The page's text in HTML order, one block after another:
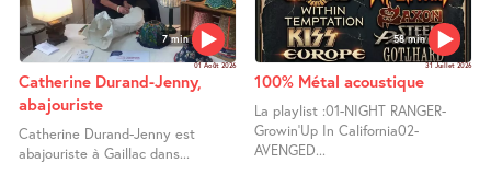
7 min
01 Août 2026
Catherine Durand-Jenny,
abajouriste
Catherine Durand-Jenny est
abajouriste à Gaillac dans...
58 min
31 Juillet 2026
100% Métal acoustique
La playlist :01-NIGHT RANGER-
Growin’Up In California02-
AVENGED...